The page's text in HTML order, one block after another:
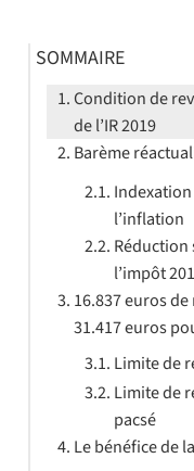
SOMMAIRE
Condition de
de l’IR 2019
Barème
l’inflation
l’impôt
16.837 euros
31.417 euros
Limite de
Limite de
pacsé
Le bénéfice de